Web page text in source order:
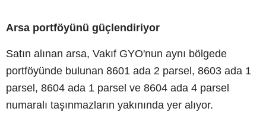
Arsa portföyünü güçlendiriyor
Satın alınan arsa, Vakıf GYO'nun aynı bölgede
portföyünde bulunan 8601 ada 2 parsel, 8603 ada 1
parsel, 8604 ada 1 parsel ve 8604 ada 4 parsel
numaralı taşınmazların yakınında yer alıyor.